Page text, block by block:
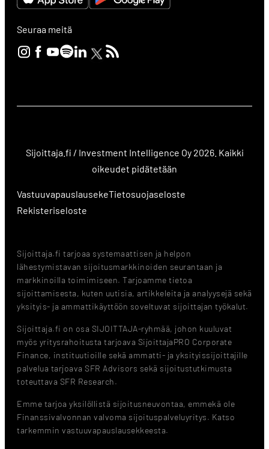
Seuraa meitä
Sijoittaja.fi / Investment Intelligence Oy 2026. Kaikki
oikeudet pidätetään
VastuuvapauslausekeTietosuojaseloste
Rekisteriseloste
Sijoittaja.fi tarjoaa systemaattisen ja helpon
lähestymistavan sijoitusmarkkinoiden seurantaan ja
markkinoilla toimimiseen. Tarjoamme tietoa
sijoittamisesta, kuten uutisia, artikkeleita ja analyysejä sekä
yksityis- ja ammattikäyttöön soveltuvat sijoittajan työkalut.
Sijoittaja.fi on osa SIJOITTAJA-ryhmää, johon kuuluvat
myös yritysrahoitusta tarjoava SijoittajaPRO Corporate
Finance, instituutioille sekä ammatti- ja yksityissijoittajille
palvelua tarjoava SFR Advisors sekä sijoitustutkimusta
toteuttava SFR Research.
Emme tarjoa yksilöllistä sijoitusneuvontaa, emmekä ole
Finanssivalvonnan valvoma sijoituspalveluyritys. Katso
tarkemmin vastuuvapauslausekkeesta.